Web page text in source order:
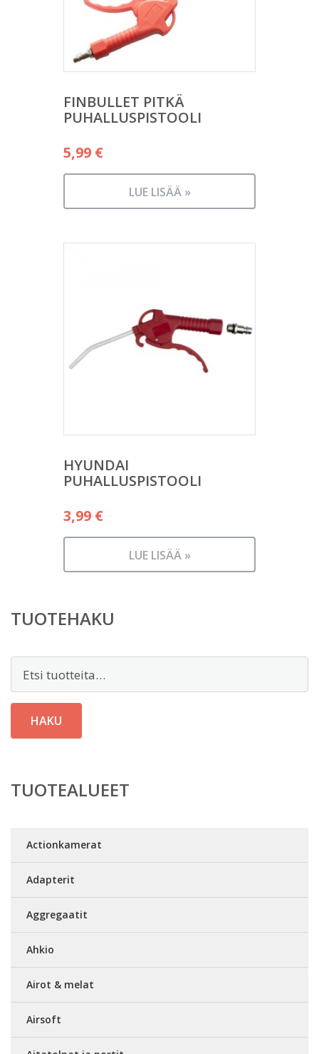
FINBULLET PITKÄ
PUHALLUSPISTOOLI
5,99 €
LUE LISÄÄ »
HYUNDAI
PUHALLUSPISTOOLI
3,99 €
LUE LISÄÄ »
TUOTEHAKU
HAKU
TUOTEALUEET
Actionkamerat
Adapterit
Aggregaatit
Ahkio
Airot & melat
Airsoft